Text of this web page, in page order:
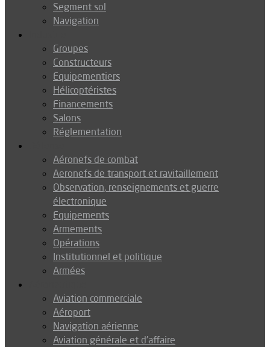
Segment sol
Navigation
Groupes
Constructeurs
Equipementiers
Hélicoptéristes
Financements
Salons
Réglementation
Aéronefs de combat
Aeronefs de transport et ravitaillement
Observation, renseignements et guerre
électronique
Equipements
Armements
Opérations
Institutionnel et politique
Armées
Aviation commerciale
Aéroport
Navigation aérienne
Aviation générale et d’affaire